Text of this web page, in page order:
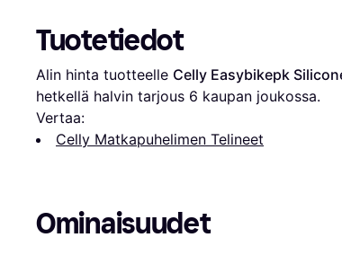
Tuotetiedot
Alin hinta tuotteelle Celly Easybikepk
hetkellä halvin tarjous 6 kaupan joukossa.
Vertaa:
Celly Matkapuhelimen Telineet
Ominaisuudet